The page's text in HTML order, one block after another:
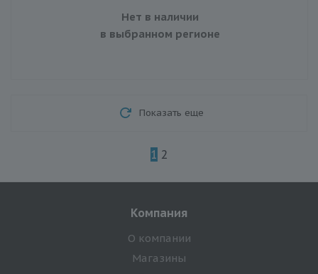
Нет в наличии
в выбранном регионе
Показать еще
1 2
Компания
О компании
Магазины